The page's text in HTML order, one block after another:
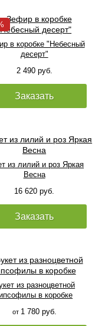
в коробке "Небесный
десерт"
2 490 руб.
Заказать
из лилий и роз Яркая
Весна
16 620 руб.
Заказать
из разноцветной
в коробке
от 1 780 руб.